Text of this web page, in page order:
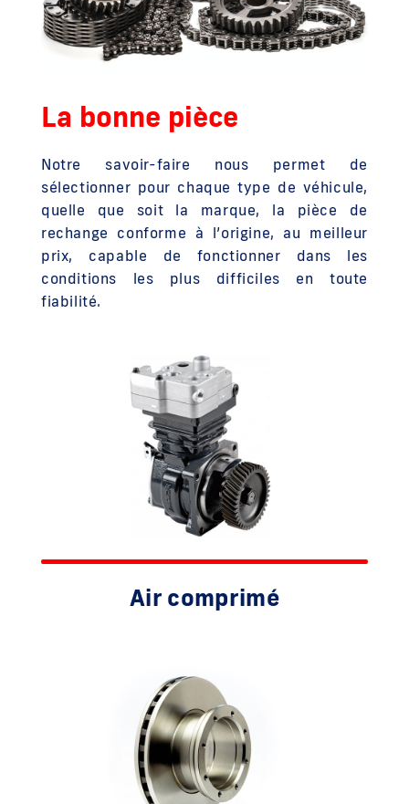
La bonne pièce
Notre savoir-faire nous permet de
sélectionner pour chaque type de véhicule,
quelle que soit la marque, la pièce de
rechange conforme à l’origine, au meilleur
prix, capable de fonctionner dans les
conditions les plus difficiles en toute
fiabilité.
Air comprimé